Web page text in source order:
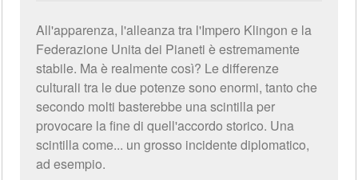
All'apparenza, l'alleanza tra l'Impero Klingon e la
Federazione Unita dei Pianeti è estremamente
stabile. Ma è realmente così? Le differenze
culturali tra le due potenze sono enormi, tanto che
secondo molti basterebbe una scintilla per
provocare la fine di quell'accordo storico. Una
scintilla come... un grosso incidente diplomatico,
ad esempio.